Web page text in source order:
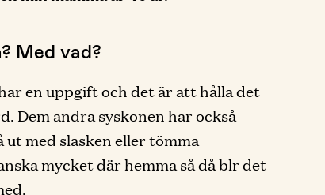
Med vad?
en uppgift och det är att hålla det
Dem andra syskonen har också
med slasken eller tömma
mycket där hemma så då blr det